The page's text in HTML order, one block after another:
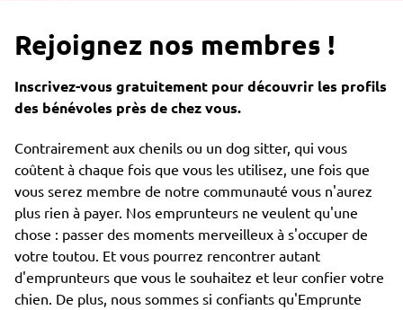
Rejoignez nos membres !
Inscrivez-vous gratuitement pour découvrir les profils
des bénévoles près de chez vous.
Contrairement aux chenils ou un dog sitter, qui vous
coûtent à chaque fois que vous les utilisez, une fois que
vous serez membre de notre communauté vous n'aurez
plus rien à payer. Nos emprunteurs ne veulent qu'une
chose : passer des moments merveilleux à s'occuper de
votre toutou. Et vous pourrez rencontrer autant
d'emprunteurs que vous le souhaitez et leur confier votre
chien. De plus, nous sommes si confiants qu'Emprunte